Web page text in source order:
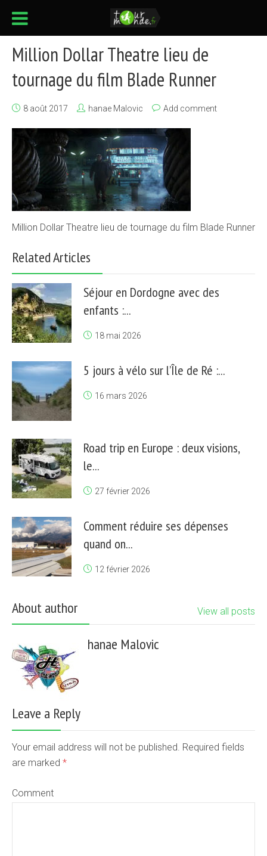
Million Dollar Theatre lieu de
tournage du film Blade Runner
8 août 2017 hanae Malovic Add comment
Million Dollar Theatre lieu de tournage du film Blade Runner
Related Articles
Séjour en Dordogne avec des
enfants :...
18 mai 2026
5 jours à vélo sur l’Île de Ré :...
16 mars 2026
Road trip en Europe : deux visions,
le...
27 février 2026
Comment réduire ses dépenses
quand on...
12 février 2026
About author View all posts
hanae Malovic
Leave a Reply
Your email address will not be published. Required fields
are marked *
Comment